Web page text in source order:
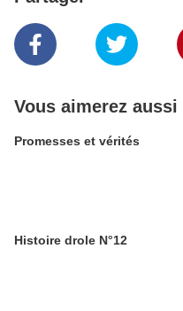
Vous aimerez aussi
Promesses et vérités
Histoire drole N°12